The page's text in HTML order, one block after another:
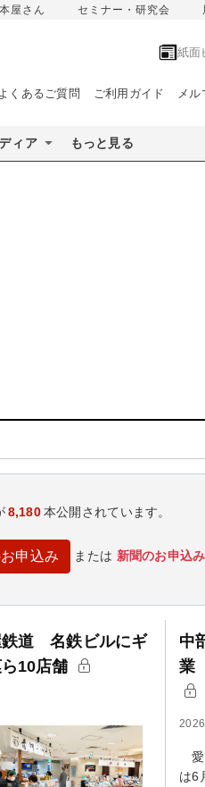
屋さん セミナー・研究会
紙面
よくあるご質問 ご利用ガイド メル
ィア もっと見る
8,180本公開されています。
申込み または 新聞のお申込み
鉄道 名鉄ビルにギ
10店舗
中
業
愛
は6